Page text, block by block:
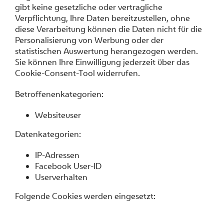
gibt keine gesetzliche oder vertragliche
Verpflichtung, Ihre Daten bereitzustellen, ohne
diese Verarbeitung können die Daten nicht für die
Personalisierung von Werbung oder der
statistischen Auswertung herangezogen werden.
Sie können Ihre Einwilligung jederzeit über das
Cookie-Consent-Tool widerrufen.
Betroffenenkategorien:
Websiteuser
Datenkategorien:
IP-Adressen
Facebook User-ID
Userverhalten
Folgende Cookies werden eingesetzt: